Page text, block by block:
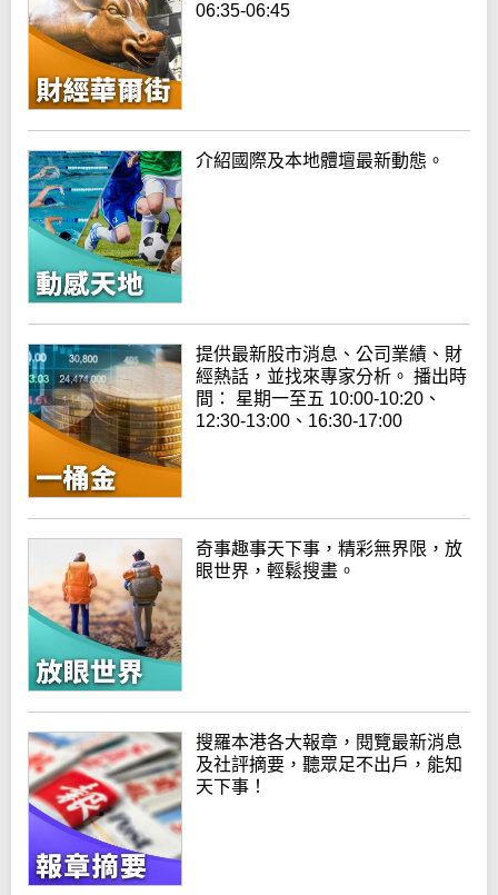
06:35-06:45
介紹國際及本地體壇最新動態。
提供最新股市消息、公司業績、財
經熱話，並找來專家分析。 播出時
間： 星期一至五 10:00-10:20、
12:30-13:00、16:30-17:00
奇事趣事天下事，精彩無界限，放
眼世界，輕鬆搜畫。
搜羅本港各大報章，閱覽最新消息
及社評摘要，聽眾足不出戶，能知
天下事！